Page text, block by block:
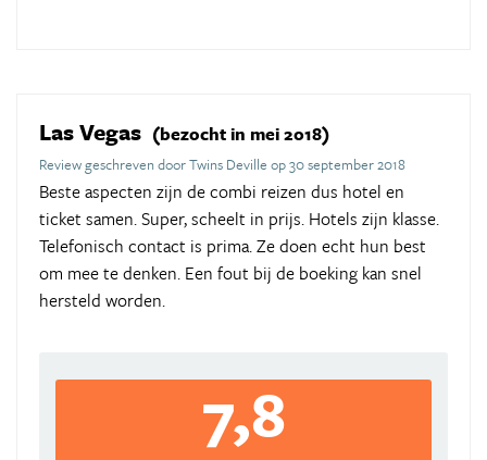
Las Vegas (bezocht in mei 2018)
Review geschreven door Twins Deville op 30 september 2018
Beste aspecten zijn de combi reizen dus hotel en
ticket samen. Super, scheelt in prijs. Hotels zijn klasse.
Telefonisch contact is prima. Ze doen echt hun best
om mee te denken. Een fout bij de boeking kan snel
hersteld worden.
7,8